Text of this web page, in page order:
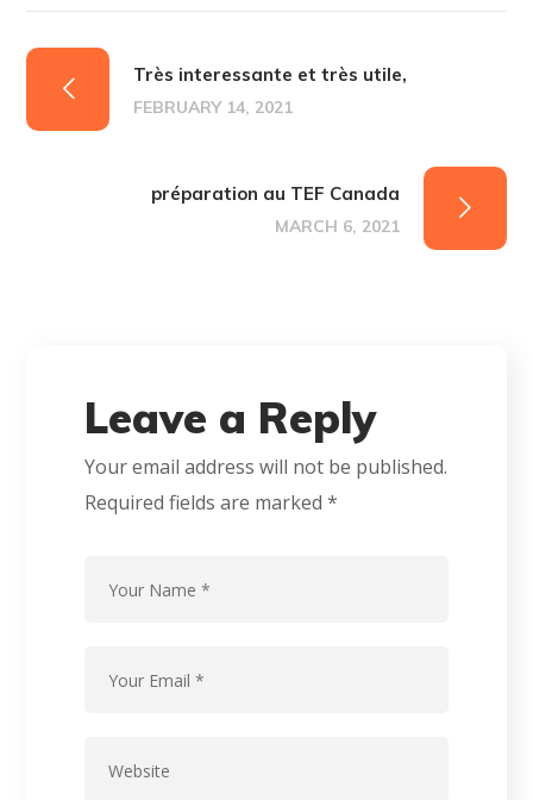
Très interessante et très utile,
FEBRUARY 14, 2021
préparation au TEF Canada
MARCH 6, 2021
Leave a Reply
Your email address will not be published.
Required fields are marked*